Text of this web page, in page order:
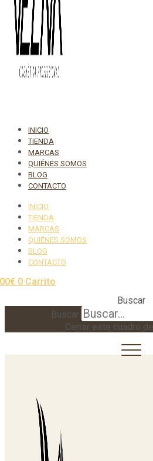
INICIO
TIENDA
MARCAS
QUIÉNES SOMOS
BLOG
CONTACTO
INICIO
TIENDA
MARCAS
QUIÉNES SOMOS
BLOG
CONTACTO
€ 0 Carrito
Buscar
Buscar
Cerrar este cuadro